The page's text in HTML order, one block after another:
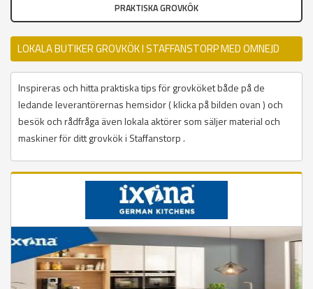
PRAKTISKA GROVKÖK
LOKALA BUTIKER GROVKÖK I STAFFANSTORP MED OMNEJD
Inspireras och hitta praktiska tips för grovköket både på de
ledande leverantörernas hemsidor ( klicka på bilden ovan ) och
besök och rådfråga även lokala aktörer som säljer material och
maskiner för ditt grovkök i Staffanstorp .